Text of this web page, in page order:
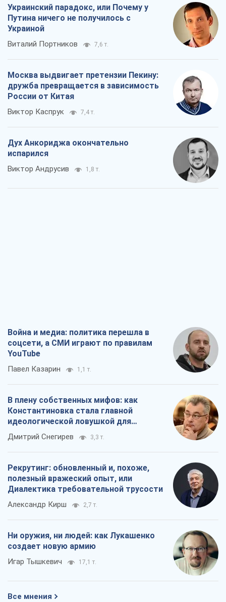
Украинский парадокс, или Почему у
Путина ничего не получилось с
Украиной
Виталий Портников 7,6 т.
Москва выдвигает претензии Пекину:
дружба превращается в зависимость
России от Китая
Виктор Каспрук 7,4 т.
Дух Анкориджа окончательно
испарился
Виктор Андрусив 1,8 т.
Война и медиа: политика перешла в
соцсети, а СМИ играют по правилам
YouTube
Павел Казарин 1,1 т.
В плену собственных мифов: как
Константиновка стала главной
идеологической ловушкой для
российских оккупантов
Дмитрий Снегирев 3,3 т.
Рекрутинг: обновленный и, похоже,
полезный вражеский опыт, или
Диалектика требовательной трусости
Александр Кирш 2,7 т.
Ни оружия, ни людей: как Лукашенко
создает новую армию
Игар Тышкевич 17,1 т.
Все мнения